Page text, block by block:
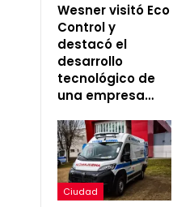
Wesner visitó Eco
Control y
destacó el
desarrollo
tecnológico de
una empresa…
Ciudad